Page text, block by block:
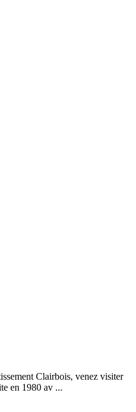
Clairbois, venez visiter
en 1980 av ...